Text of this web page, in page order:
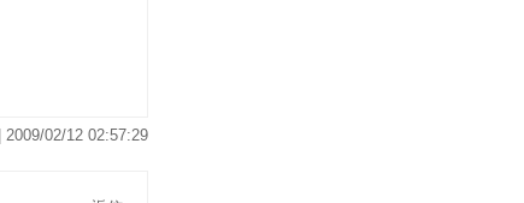
| 2009/02/12 02:57:29